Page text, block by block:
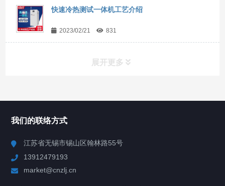
快速冷热测试一体机工艺介绍
2023/02/21 831
展开更多
Chiller高精度制冷循环器
我们的联络方式
江苏省无锡市锡山区翰林路55号
13912479193
market@cnzlj.cn